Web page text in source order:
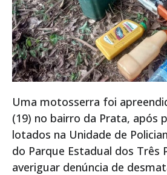
Uma motosserra foi
(19) no bairro da Prata, após
lotados na Unidade de
do Parque Estadual dos Três
averiguar denúncia de